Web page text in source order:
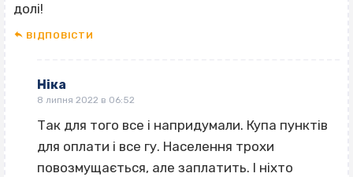
долі!
ВІДПОВІCТИ
Ніка
8 липня 2022 в 06:52
Так для того все і напридумали. Купа пунктів
для оплати і все гу. Населення трохи
повозмущається, але заплатить. І ніхто